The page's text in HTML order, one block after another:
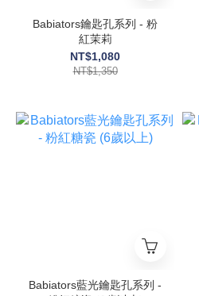
Babiators鑰匙孔系列 - 粉
紅茉莉
NT$1,080
NT$1,350
Babiators藍光鑰匙孔系列 -